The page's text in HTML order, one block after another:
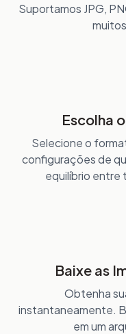
Suportamos JPG,
Escolha
Selecione o
configurações de
equilíbrio entre
Baixe as
Obtenha
instantaneamente.
em um